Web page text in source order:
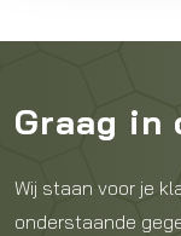
Graag in
Wij staan voor je
onderstaande